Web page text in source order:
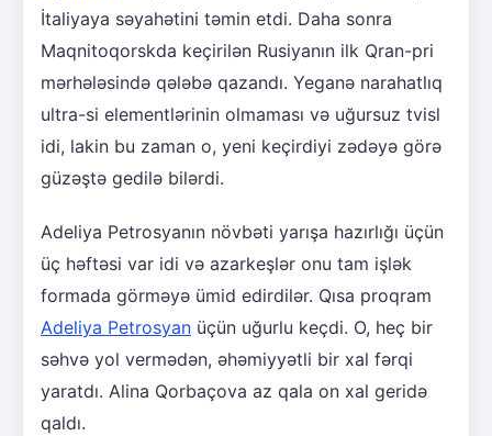
İtaliyaya səyahətini təmin etdi. Daha sonra
Maqnitoqorskda keçirilən Rusiyanın ilk Qran-pri
mərhələsində qələbə qazandı. Yeganə narahatlıq
ultra-si elementlərinin olmaması və uğursuz tvisl
idi, lakin bu zaman o, yeni keçirdiyi zədəyə görə
güzəştə gedilə bilərdi.
Adeliya Petrosyanın növbəti yarışa hazırlığı üçün
üç həftəsi var idi və azarkeşlər onu tam işlək
formada görməyə ümid edirdilər. Qısa proqram
Adeliya Petrosyan üçün uğurlu keçdi. O, heç bir
səhvə yol vermədən, əhəmiyyətli bir xal fərqi
yaratdı. Alina Qorbaçova az qala on xal geridə
qaldı.